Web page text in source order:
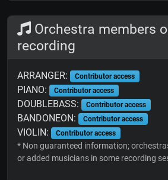
Orchestra members
recording
ARRANGER: Contributor access
PIANO: Contributor access
DOUBLEBASS: Contributor access
BANDONEON: Contributor access
VIOLIN: Contributor access
* Non guaranteed information;
or added musicians in some recording